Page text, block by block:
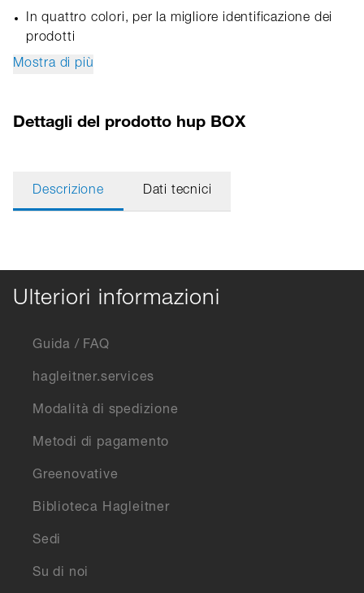
In quattro colori, per la migliore identificazione dei
prodotti
Mostra di più
Dettagli del prodotto hup BOX
Descrizione Dati tecnici
Ulteriori informazioni
Guida / FAQ
hagleitner.services
Modalità di spedizione
Metodi di pagamento
Greenovative
Biblioteca Hagleitner
Sedi
Su di noi